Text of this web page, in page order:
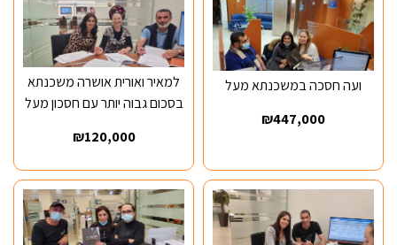
ועה חסכה במשכנתא מעל
₪447,000
למאיר ואורית אושרה משכנתא
בסכום גבוה יותר עם חסכון מעל
₪120,000